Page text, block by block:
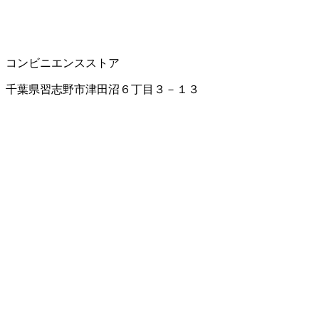
コンビニエンスストア
千葉県習志野市津田沼６丁目３－１３